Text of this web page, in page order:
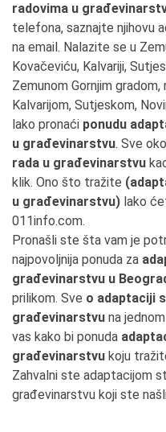
radovima u
telefona, saznajte njihovu
na email. Nalazite se u
Kovačeviću, Kalvariji,
Zemunom Gornjim
Kalvarijom, Sutjeskom,
lako pronaći ponudu
u građevinarstvu. Sve oko
rada u građevinarstvu
klik. Ono što tražite
u građevinarstvu) lako
011info.com.
Pronašli ste šta vam je
najpovoljnija ponuda za
građevinarstvu u
prilikom. Sve o adaptaciji
građevinarstvu na
vas kako bi ponuda
građevinarstvu koju
Zahvalni ste adaptacijom
građevinarstvu koji ste